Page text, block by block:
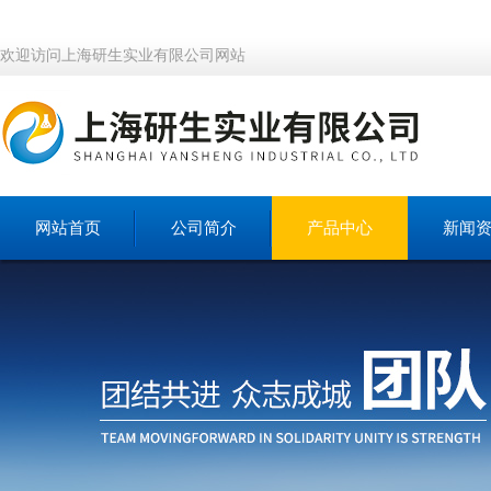
欢迎访问上海研生实业有限公司网站
网站首页 公司简介 产品中心 新闻